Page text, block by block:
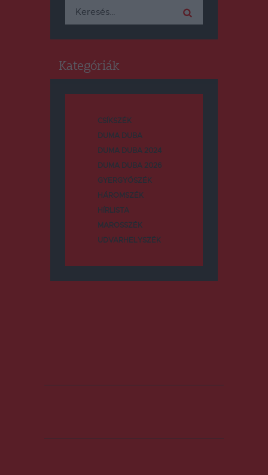
Keresés:
Kategóriák
CSÍKSZÉK
DUMA DUBA
DUMA DUBA 2024
DUMA DUBA 2026
GYERGYÓSZÉK
HÁROMSZÉK
HÍRLISTA
MAROSSZÉK
UDVARHELYSZÉK